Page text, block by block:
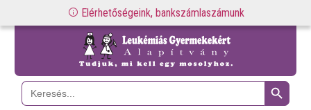
Elérhetőségeink, bankszámlaszámunk
Search
for:
Search Button